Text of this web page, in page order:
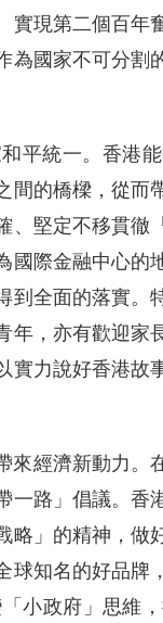
現第二個百年
國家不可分割
平統一。香港
的橋樑，從而
堅定不移貫徹
際金融中心的
全面的落實。
，亦有歡迎家
力說好香港故
經濟新動力。
路」倡議。香
」的精神，做
知名的好品牌
小政府」思維